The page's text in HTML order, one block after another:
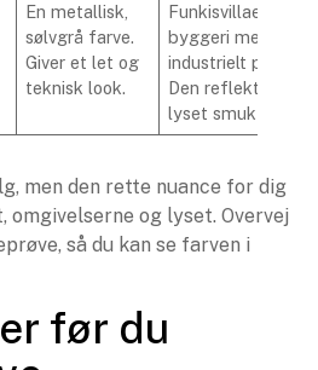
En metallisk,
sølvgrå farve.
Giver et let og
teknisk look.
Funkisvillaer og
byggeri med et
industrielt præg.
Den reflekterer
lyset smukt.
men den rette nuance for dig
og lyset. Overvej
så du kan se farven i
før du